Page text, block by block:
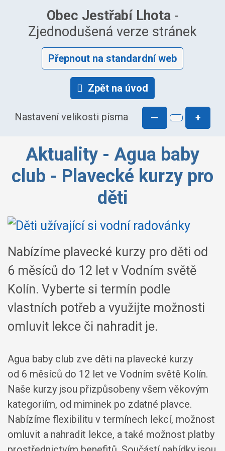
Obec Jestřabí Lhota -
Zjednodušená verze stránek
Přepnout na standardní web
Zpět na úvod
Nastavení velikosti písma — +
Aktuality - Agua baby
club - Plavecké kurzy pro
děti
Nabízíme plavecké kurzy pro děti od
6 měsíců do 12 let v Vodním světě
Kolín. Vyberte si termín podle
vlastních potřeb a využijte možnosti
omluvit lekce či nahradit je.
Agua baby club zve děti na plavecké kurzy
od 6 měsíců do 12 let ve Vodním světě Kolín.
Naše kurzy jsou přizpůsobeny všem věkovým
kategoriím, od miminek po zdatné plavce.
Nabízíme flexibilitu v termínech lekcí, možnost
omluvit a nahradit lekce, a také možnost platby